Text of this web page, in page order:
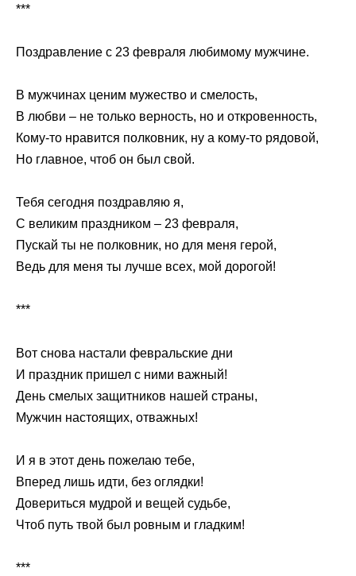
***
Поздравление с 23 февраля любимому мужчине.
В мужчинах ценим мужество и смелость,
В любви – не только верность, но и откровенность,
Кому-то нравится полковник, ну а кому-то рядовой,
Но главное, чтоб он был свой.
Тебя сегодня поздравляю я,
С великим праздником – 23 февраля,
Пускай ты не полковник, но для меня герой,
Ведь для меня ты лучше всех, мой дорогой!
***
Вот снова настали февральские дни
И праздник пришел с ними важный!
День смелых защитников нашей страны,
Мужчин настоящих, отважных!
И я в этот день пожелаю тебе,
Вперед лишь идти, без оглядки!
Довериться мудрой и вещей судьбе,
Чтоб путь твой был ровным и гладким!
***